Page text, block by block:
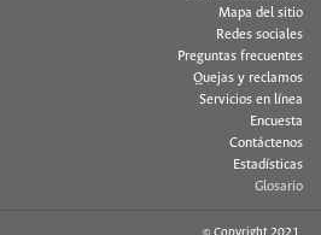
Mapa del sitio
Redes sociales
Preguntas frecuentes
Quejas y reclamos
Servicios en línea
Encuesta
Contáctenos
Estadísticas
Glosario